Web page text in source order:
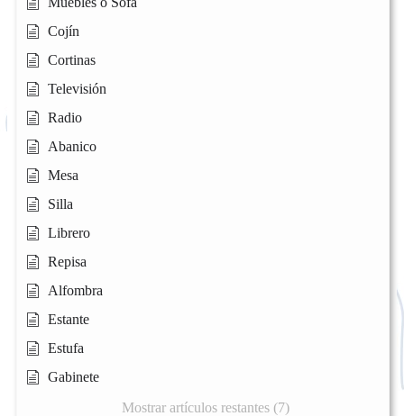
Cojín
Cortinas
Televisión
Radio
Abanico
Mesa
Silla
Librero
Repisa
Alfombra
Estante
Estufa
Gabinete
Mostrar artículos restantes (7)